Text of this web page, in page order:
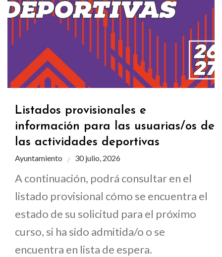
Listados provisionales e
información para las usuarias/os de
las actividades deportivas
Ayuntamiento 30 julio, 2026
A continuación, podrá consultar en el
listado provisional cómo se encuentra el
estado de su solicitud para el próximo
curso, si ha sido admitida/o o se
encuentra en lista de espera.